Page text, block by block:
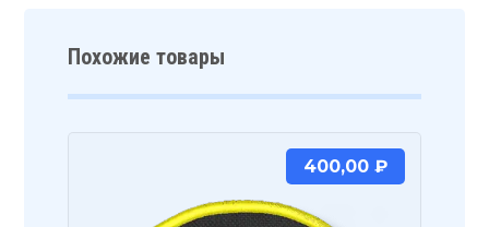
Похожие товары
400,00 ₽